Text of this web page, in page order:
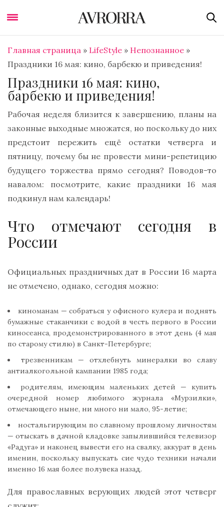
Главная страница » LifeStyle » Непознанное »
Праздники 16 мая: кино, барбекю и приведения!
Праздники 16 мая: кино,
барбекю и приведения!
Рабочая неделя близится к завершению, планы на
законные выходные множатся, но поскольку до них
предстоит пережить ещё остатки четверга и
пятницу, почему бы не провести мини-репетицию
будущего торжества прямо сегодня? Поводов-то
навалом: посмотрите, какие праздники 16 мая
подкинул нам календарь!
Что отмечают сегодня в
России
Официальных праздничных дат в России 16 марта
не отмечено, однако, сегодня можно:
киноманам — собраться у офисного кулера и поднять
бумажные стаканчики с водой в честь первого в России
киносеанса, продемонстрированного в этот день (4 мая
по старому стилю) в Санкт-Петербурге;
трезвенникам — отхлебнуть минералки во славу
антиалкогольной кампании 1985 года;
родителям, имеющим маленьких детей — купить
очередной номер любимого журнала «Мурзилки»,
отмечающего ныне, ни много ни мало, 95-летие;
ностальгирующим по славному прошлому личностям
— отыскать в дачной кладовке запылившийся телевизор
«Радуга» и наконец вывести его на свалку, аккурат в день
именин, поскольку выпускать сие чудо техники начали
именно 16 мая более полувека назад.
Для православных верующих людей этот четверг